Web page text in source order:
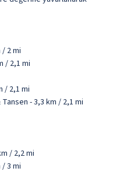
/ 2 mi
/ 2,1 mi
/ 2,1 mi
- 3,3 km / 2,1 mi
/ 2,2 mi
/ 3 mi